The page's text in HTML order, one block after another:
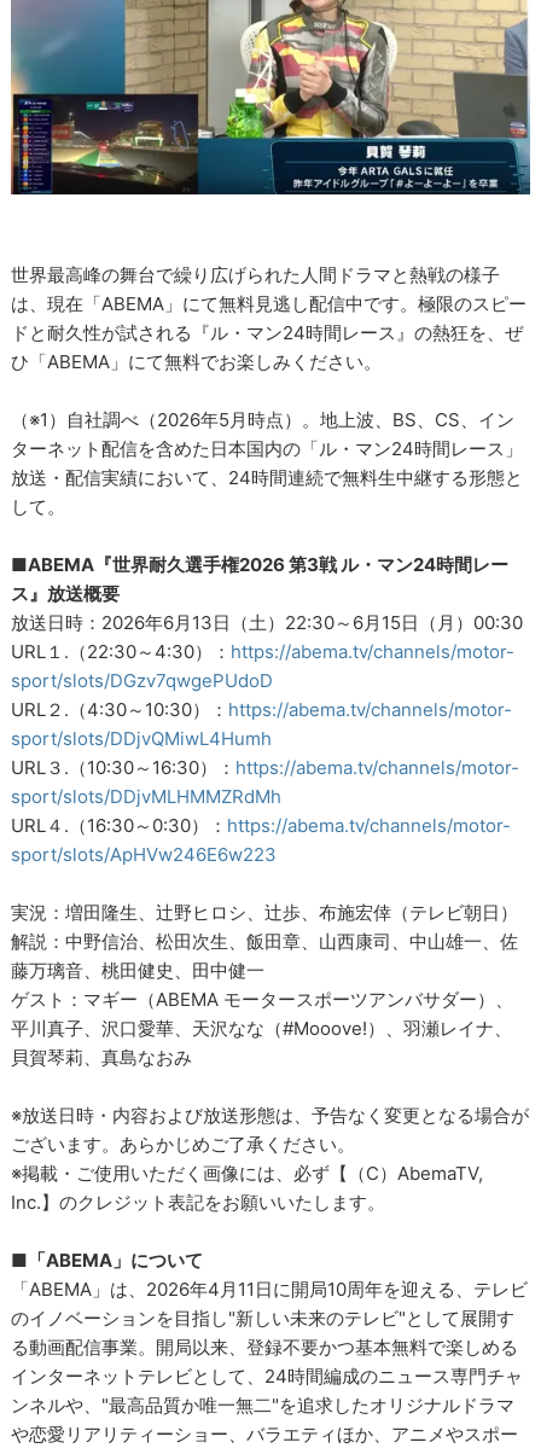
世界最高峰の舞台で繰り広げられた人間ドラマと熱戦の様子
は、現在「ABEMA」にて無料見逃し配信中です。極限のスピー
ドと耐久性が試される『ル・マン24時間レース』の熱狂を、ぜ
ひ「ABEMA」にて無料でお楽しみください。
（※1）自社調べ（2026年5月時点）。地上波、BS、CS、イン
ターネット配信を含めた日本国内の「ル・マン24時間レース」
放送・配信実績において、24時間連続で無料生中継する形態と
して。
■ABEMA『世界耐久選手権2026 第3戦 ル・マン24時間レー
ス』放送概要
放送日時：2026年6月13日（土）22:30～6月15日（月）00:30
URL１.（22:30～4:30）： https://abema.tv/channels/motor-
sport/slots/DGzv7qwgePUdoD
URL２.（4:30～10:30）： https://abema.tv/channels/motor-
sport/slots/DDjvQMiwL4Humh
URL３.（10:30～16:30）： https://abema.tv/channels/motor-
sport/slots/DDjvMLHMMZRdMh
URL４.（16:30～0:30）： https://abema.tv/channels/motor-
sport/slots/ApHVw246E6w223
実況：増田隆生、辻野ヒロシ、辻歩、布施宏倖（テレビ朝日）
解説：中野信治、松田次生、飯田章、山西康司、中山雄一、佐
藤万璃音、桃田健史、田中健一
ゲスト：マギー（ABEMA モータースポーツアンバサダー）、
平川真子、沢口愛華、天沢なな（#Mooove!）、羽瀬レイナ、
貝賀琴莉、真島なおみ
※放送日時・内容および放送形態は、予告なく変更となる場合が
ございます。あらかじめご了承ください。
※掲載・ご使用いただく画像には、必ず【（C）AbemaTV,
Inc.】のクレジット表記をお願いいたします。
■「ABEMA」について
「ABEMA」は、2026年4月11日に開局10周年を迎える、テレビ
のイノベーションを目指し"新しい未来のテレビ"として展開す
る動画配信事業。開局以来、登録不要かつ基本無料で楽しめる
インターネットテレビとして、24時間編成のニュース専門チャ
ンネルや、"最高品質か唯一無二"を追求したオリジナルドラマ
や恋愛リアリティーショー、バラエティほか、アニメやスポー